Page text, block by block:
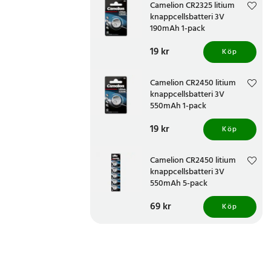
Camelion CR2325 litium
knappcellsbatteri 3V
190mAh 1-pack
Pris:19 kr
19 kr Köp
Camelion CR2450 litium
knappcellsbatteri 3V
550mAh 1-pack
Pris:19 kr
19 kr Köp
Camelion CR2450 litium
knappcellsbatteri 3V
550mAh 5-pack
Pris:69 kr
69 kr Köp